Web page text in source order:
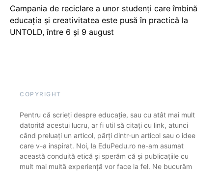
Campania de reciclare a unor studenți care îmbină
educația și creativitatea este pusă în practică la
UNTOLD, între 6 și 9 august
COPYRIGHT
Pentru că scrieți despre educație, sau cu atât mai mult
datorită acestui lucru, ar fi util să citați cu link, atunci
când preluați un articol, părți dintr-un articol sau o idee
care v-a inspirat. Noi, la EduPedu.ro ne-am asumat
această conduită etică și sperăm că și publicațiile cu
mult mai multă experiență vor face la fel. Ne bucurăm